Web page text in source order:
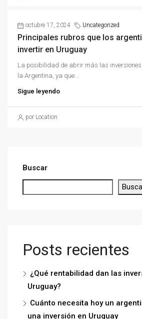
octubre 17, 2024 Uncategorized
Principales rubros que los
invertir en Uruguay
La posibilidad de abrir más las inversiones
la Argentina, ya que...
Sigue leyendo
por Location
Buscar
Posts recientes
¿Qué rentabilidad dan las
Uruguay?
Cuánto necesita hoy un
una inversión en Uruguay